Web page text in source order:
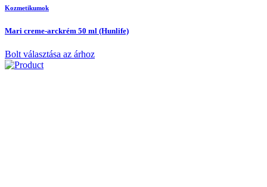
Kozmetikumok
Mari creme-arckrém 50 ml (Hunlife)
Bolt választása az árhoz